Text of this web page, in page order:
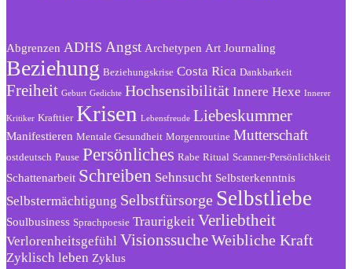
Abgrenzen ADHS Angst Archetypen Art Journaling
Beziehung Beziehungskrise Costa Rica Dankbarkeit
Freiheit Geburt Gedichte Hochsensibilität Innere Hexe Innerer
Kritiker Krafttier Krisen Lebensfreude Liebeskummer
Manifestieren Mentale Gesundheit Morgenroutine Mutterschaft
ostdeutsch Pause Persönliches Rabe Ritual Scanner-Persönlichkeit
Schattenarbeit Schreiben Sehnsucht Selbsterkenntnis
Selbstermächtigung Selbstfürsorge Selbstliebe
Soulbusiness Sprachpoesie Traurigkeit Verliebtheit
Verlorenheitsgefühl VisionssucheWeibliche Kraft
Zyklisch leben Zyklus